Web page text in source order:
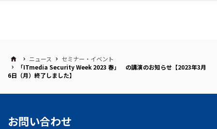
ニュース
セミナー・イベント
「ITmedia Security Week 2023 春」 の講演のお知らせ【2023年3月
6日（月）終了しました】
お問い合わせ